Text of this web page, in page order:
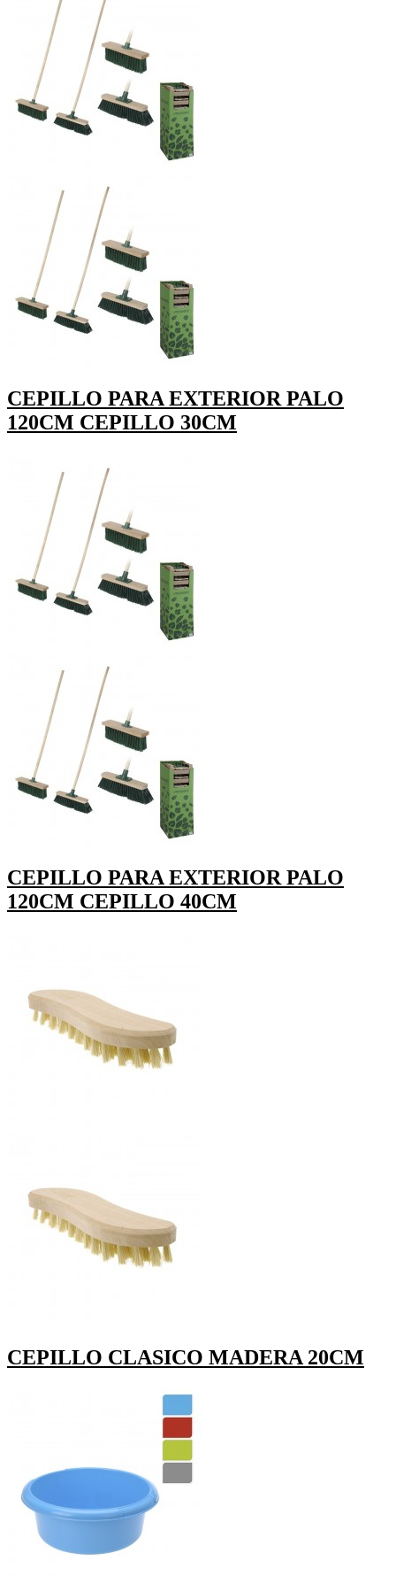
CEPILLO PARA EXTERIOR PALO
120CM CEPILLO 30CM
CEPILLO PARA EXTERIOR PALO
120CM CEPILLO 40CM
CEPILLO CLASICO MADERA 20CM